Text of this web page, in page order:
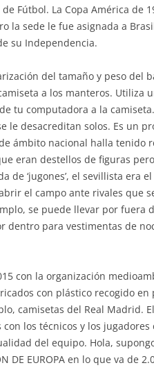
Fútbol. La Copa América de
la sede le fue asignada a
su Independencia.
del tamaño y peso del
a los manteros. Utiliza
tu computadora a la
le desacreditan solos. Es un
ámbito nacional halla tenido
eran destellos de figuras
de ‘jugones’, el sevillista era
el campo ante rivales que
se puede llevar por fuera
dentro para vestimentas de
con la organización
con plástico recogido en
camisetas del Real Madrid.
los técnicos y los jugadores
del equipo. Hola,
EUROPA en lo que va de